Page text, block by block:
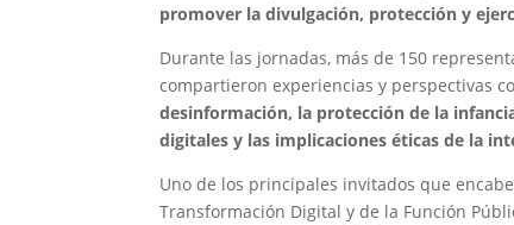
promover la divulgación, protección y
Durante las jornadas, más de 150
compartieron experiencias y perspectivas
desinformación, la protección de la
digitales y las implicaciones éticas de la
Uno de los principales invitados que
Transformación Digital y de la Función